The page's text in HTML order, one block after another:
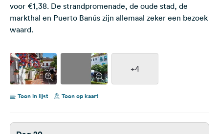
voor €1,38. De strandpromenade, de oude stad, de
markthal en Puerto Banús zijn allemaal zeker een bezoek
waard.
+4
Toon in lijst Toon op kaart